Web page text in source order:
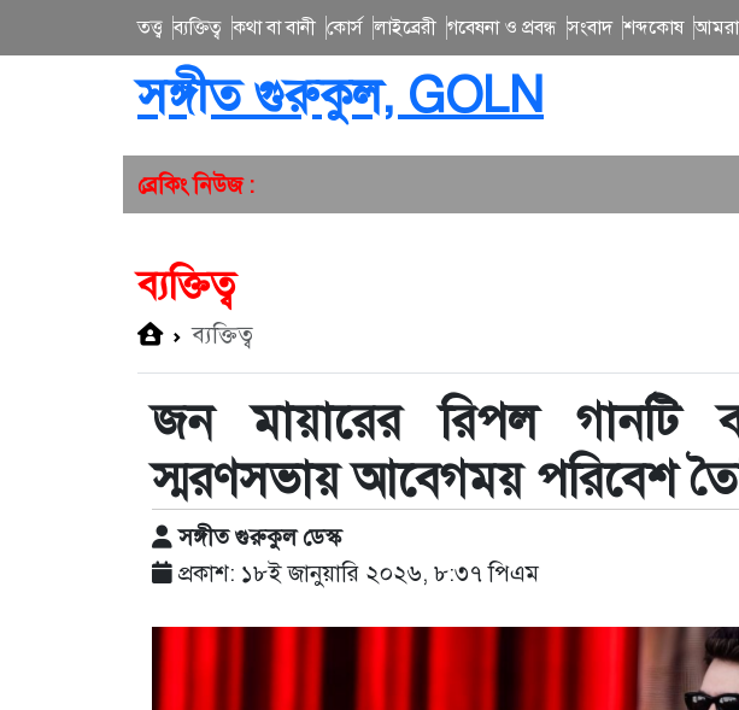
তত্ত্ব ব্যক্তিত্ব কথা বা বানী কোর্স লাইব্রেরী গবেষনা ও প্রবন্ধ সংবাদ শব্দকোষ আমরা
সঙ্গীত গুরুকুল, GOLN
ব্রেকিং নিউজ :
ব্যক্তিত্ব
ব্যক্তিত্ব
জন মায়ারের রিপল গানটি
স্মরণসভায় আবেগময় পরিবেশ
সঙ্গীত গুরুকুল ডেস্ক
প্রকাশ: ১৮ই জানুয়ারি ২০২৬, ৮:৩৭ পিএম